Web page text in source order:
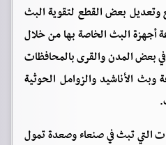
بعض القطع لتقوية البث
البث الخاصة بها من خلال
في بعض المدن والقرى بالمحافظات
الأناشيد والزوامل الحوثية
التي تبث في صنعاء وصعدة تمول